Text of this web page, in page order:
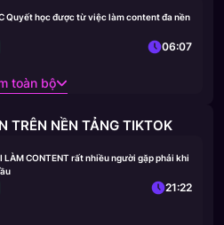
Quyết học được từ việc làm content đa nền
06:07
toàn bộ
TRÊN NỀN TẢNG TIKTOK
LÀM CONTENT rất nhiều người gặp phải khi
21:22